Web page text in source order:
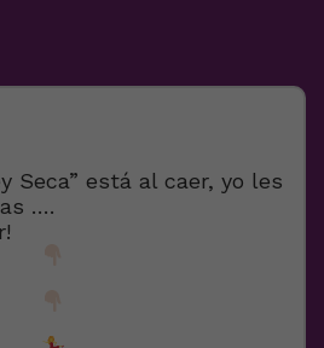
Seca” está al caer, yo les
….